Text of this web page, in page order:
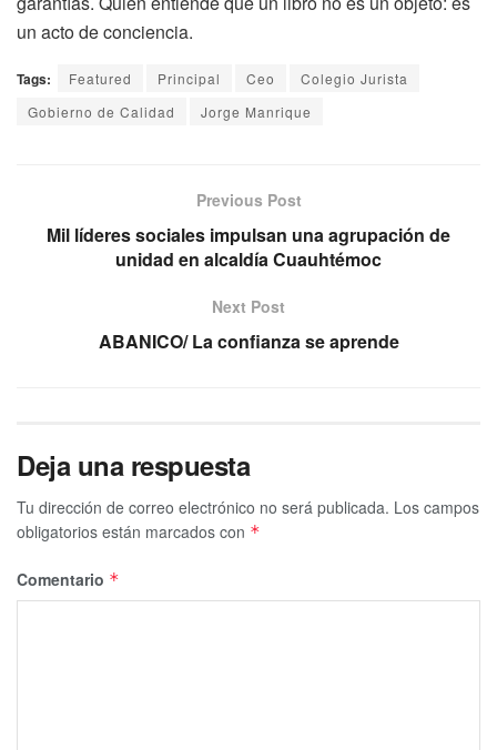
un acto de conciencia.
Tags: Featured Principal Ceo
Colegio Jurista
Gobierno de Calidad
Jorge Manrique
Previous Post
Mil líderes sociales impulsan una agrupación de
unidad en alcaldía Cuauhtémoc
Next Post
ABANICO/ La confianza se aprende
Deja una respuesta
Tu dirección de correo electrónico no será publicada. Los campos
obligatorios están marcados con *
Comentario *